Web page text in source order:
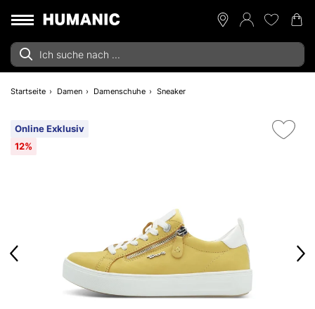
Startseite Damen Damenschuhe Sneaker
Online Exklusiv
12%